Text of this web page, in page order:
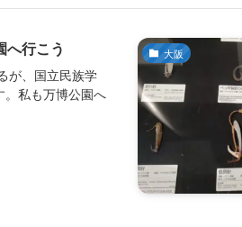
大阪
へ行こう
が、国立民族学
。私も万博公園へ